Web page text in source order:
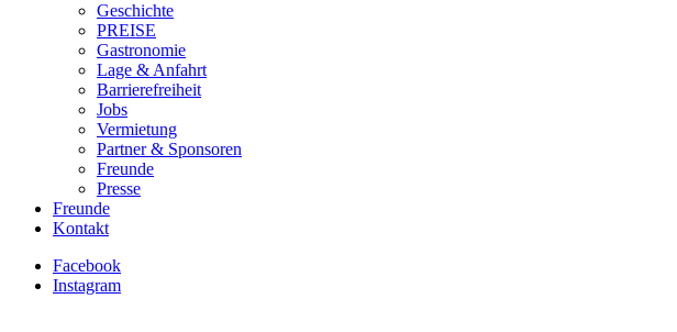
Geschichte
PREISE
Gastronomie
Lage & Anfahrt
Barrierefreiheit
Jobs
Vermietung
Partner & Sponsoren
Freunde
Presse
Freunde
Kontakt
Facebook
Instagram